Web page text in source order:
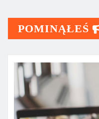
POMINĄŁEŚ